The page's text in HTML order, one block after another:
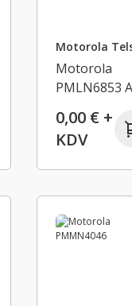
Motorola
Motorola
PMLN6853
Kulaklık
0,00 € +
KDV